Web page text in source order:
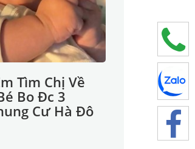
Tìm Chị Về
Bo Đc 3
Cư Hà Đô